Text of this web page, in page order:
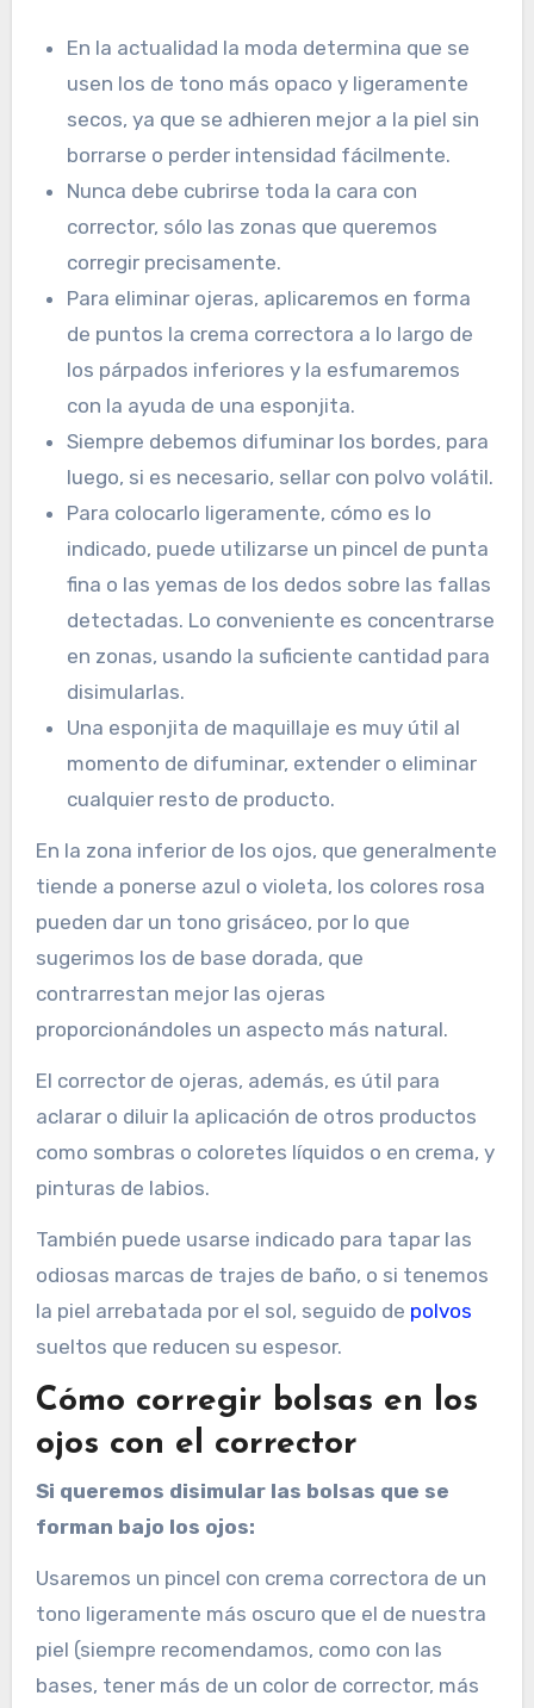
En la actualidad la moda determina que se
usen los de tono más opaco y ligeramente
secos, ya que se adhieren mejor a la piel sin
borrarse o perder intensidad fácilmente.
Nunca debe cubrirse toda la cara con
corrector, sólo las zonas que queremos
corregir precisamente.
Para eliminar ojeras, aplicaremos en forma
de puntos la crema correctora a lo largo de
los párpados inferiores y la esfumaremos
con la ayuda de una esponjita.
Siempre debemos difuminar los bordes, para
luego, si es necesario, sellar con polvo volátil.
Para colocarlo ligeramente, cómo es lo
indicado, puede utilizarse un pincel de punta
fina o las yemas de los dedos sobre las fallas
detectadas. Lo conveniente es concentrarse
en zonas, usando la suficiente cantidad para
disimularlas.
Una esponjita de maquillaje es muy útil al
momento de difuminar, extender o eliminar
cualquier resto de producto.
En la zona inferior de los ojos, que generalmente
tiende a ponerse azul o violeta, los colores rosa
pueden dar un tono grisáceo, por lo que
sugerimos los de base dorada, que
contrarrestan mejor las ojeras
proporcionándoles un aspecto más natural.
El corrector de ojeras, además, es útil para
aclarar o diluir la aplicación de otros productos
como sombras o coloretes líquidos o en crema, y
pinturas de labios.
También puede usarse indicado para tapar las
odiosas marcas de trajes de baño, o si tenemos
la piel arrebatada por el sol, seguido de polvos
sueltos que reducen su espesor.
Cómo corregir bolsas en los
ojos con el corrector
Si queremos disimular las bolsas que se
forman bajo los ojos:
Usaremos un pincel con crema correctora de un
tono ligeramente más oscuro que el de nuestra
piel (siempre recomendamos, como con las
bases, tener más de un color de corrector, más